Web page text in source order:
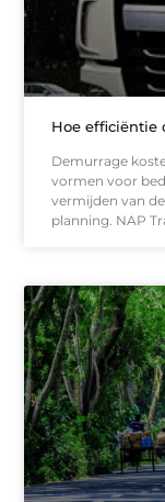
Hoe efficiëntie
Demurrage
vormen voor
vermijden van
planning. NAP